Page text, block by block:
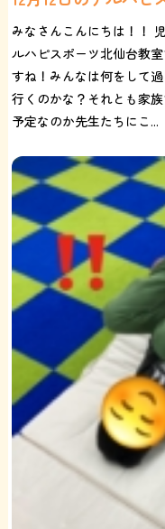
みなさんこんにちは！！
ルハピスポーツ北仙台教
すね！みんなは何をして
行くのかな？それとも家
予定なのか先生たちにこ...